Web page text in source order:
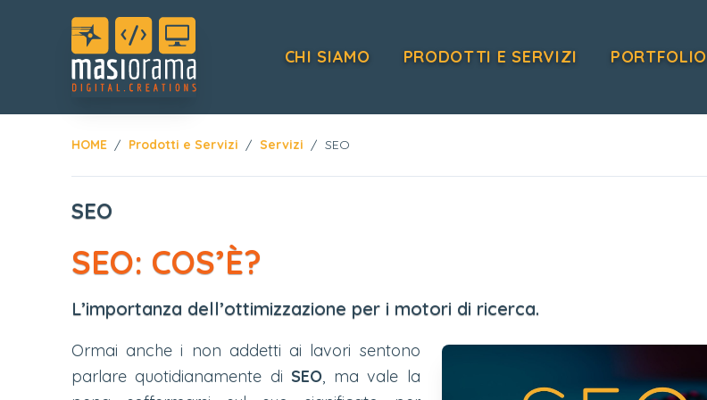
CHI SIAMO PRODOTTI E SERVIZI PORTFOLIO
HOME Prodotti e Servizi Servizi SEO
SEO
SEO: COS’È?
L’importanza dell’ottimizzazione per i motori di ricerca.
Ormai anche i non addetti ai lavori sentono
parlare quotidianamente di SEO, ma vale la